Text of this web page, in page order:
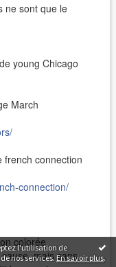
l'utilisation de
nos services. En savoir plus.
ne sont que le
young Chicago
March
french connection
connection/
colorée
mais sans